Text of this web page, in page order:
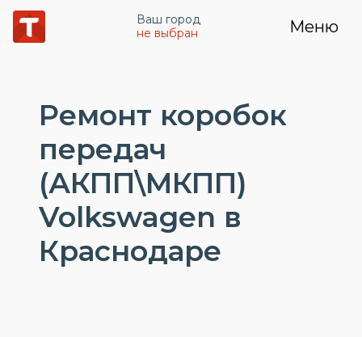
Ваш город
не выбран
Меню
Ремонт коробок
передач
(АКПП\МКПП)
Volkswagen в
Краснодаре